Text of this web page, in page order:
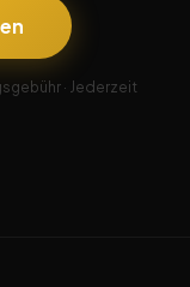
· Jederzeit